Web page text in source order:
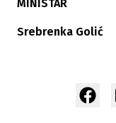
MINISTAR
Srebrenka Golić